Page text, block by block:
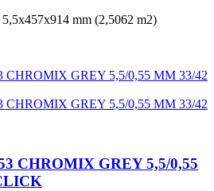
mm (2,5062 m2)
CHROMIX GREY 5,5/0,55